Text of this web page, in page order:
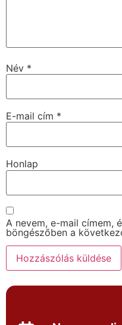
Név *
E-mail cím *
Honlap
A nevem, e-mail címem,
böngészőben a